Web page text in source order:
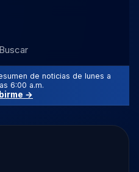
Buscar
de noticias de lunes a
6:00 a.m.
→